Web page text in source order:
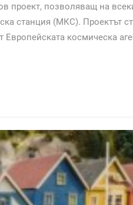
проект, позволяващ на
станция (МКС). Проектът
Европейската космическа